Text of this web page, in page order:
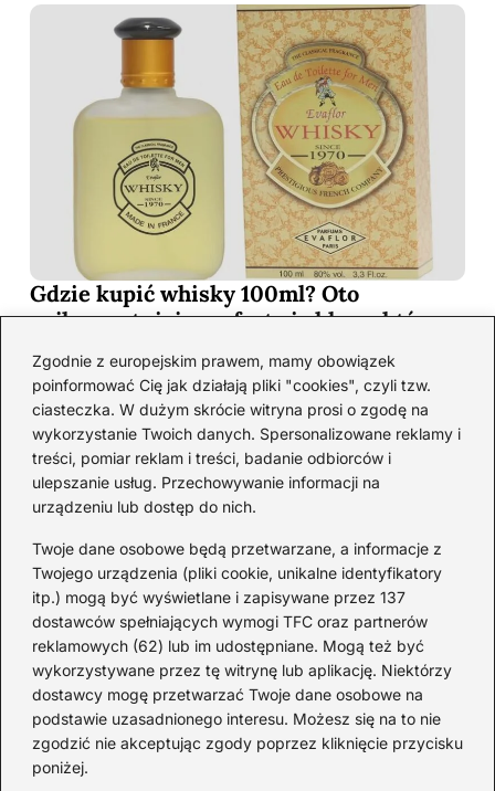
Zgodnie z europejskim prawem, mamy obowiązek
poinformować Cię jak działają pliki "cookies", czyli tzw.
ciasteczka. W dużym skrócie witryna prosi o zgodę na
wykorzystanie Twoich danych. Spersonalizowane reklamy i
treści, pomiar reklam i treści, badanie odbiorców i
ulepszanie usług. Przechowywanie informacji na
urządzeniu lub dostęp do nich.
Twoje dane osobowe będą przetwarzane, a informacje z
Twojego urządzenia (pliki cookie, unikalne identyfikatory
itp.) mogą być wyświetlane i zapisywane przez 137
dostawców spełniających wymogi TFC oraz partnerów
reklamowych (62) lub im udostępniane. Mogą też być
wykorzystywane przez tę witrynę lub aplikację. Niektórzy
dostawcy mogę przetwarzać Twoje dane osobowe na
podstawie uzasadnionego interesu. Możesz się na to nie
zgodzić nie akceptując zgody poprzez kliknięcie przycisku
poniżej.
Gdzie kupić whisky 100ml? Oto
najkorzystniejsze oferty i sklepy, które
2026-06-26
Kategorie
Koktajle(128)
Likier (10)
Piwo(28)
Porady(67)
Przekąski(36)
Rum(3)
Szampan(4)
Whisky(23)
Wino(12)